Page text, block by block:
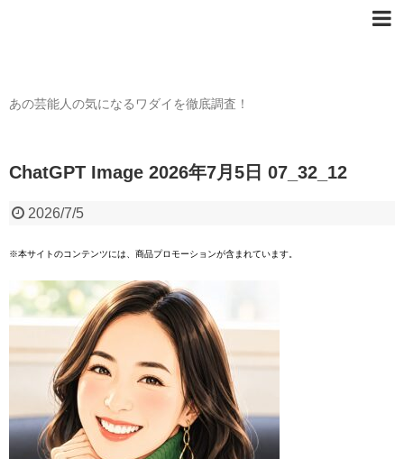
あの芸能人の気になるワダイを徹底調査！
ChatGPT Image 2026年7月5日 07_32_12
2026/7/5
※本サイトのコンテンツには、商品プロモーションが含まれています。